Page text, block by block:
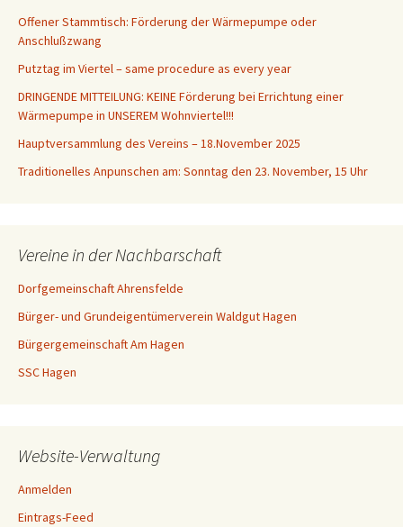
Offener Stammtisch: Förderung der Wärmepumpe oder
Anschlußzwang
Putztag im Viertel – same procedure as every year
DRINGENDE MITTEILUNG: KEINE Förderung bei Errichtung einer
Wärmepumpe in UNSEREM Wohnviertel!!!
Hauptversammlung des Vereins – 18.November 2025
Traditionelles Anpunschen am: Sonntag den 23. November, 15 Uhr
Vereine in der Nachbarschaft
Dorfgemeinschaft Ahrensfelde
Bürger- und Grundeigentümerverein Waldgut Hagen
Bürgergemeinschaft Am Hagen
SSC Hagen
Website-Verwaltung
Anmelden
Eintrags-Feed